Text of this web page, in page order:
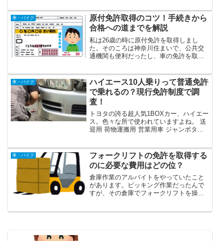
って、まだまだ最近まで、道路は車の天
下でした。でも、やは...
車・バイク
原付免許取得のコツ！手続きから
合格への道までを解説
私は26歳の時に原付免許を取得しまし
た。そのころは神奈川住まいで、公共交
通機関も便利だったし、車の免許を取り
びがいまだに思い出されます。ただの身
分証明にしか使うつもりな...
車・バイク
ハイエース10人乗りって普通免許
で乗れるの？現行免許制度で調
査！
トヨタの誇る超人気1BOXカー、ハイエー
ス。色々な所で使われていますよね。 送
迎用 荷物運搬用 営業用車 ジャンボタク
安旅行等にも使われています。 ハイエー
スレン...
車・バイク
フォークリフトの免許を取得する
のに必要な費用はどの位？
倉庫作業のアルバイトをやっていたこと
があります。ピッキング作業だったんで
すが、その倉庫でフォークリフトを操っ